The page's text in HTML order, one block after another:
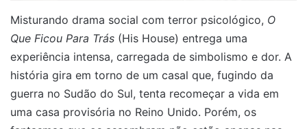
Misturando drama social com terror psicológico, O
Que Ficou Para Trás (His House) entrega uma
experiência intensa, carregada de simbolismo e dor. A
história gira em torno de um casal que, fugindo da
guerra no Sudão do Sul, tenta recomeçar a vida em
uma casa provisória no Reino Unido. Porém, os